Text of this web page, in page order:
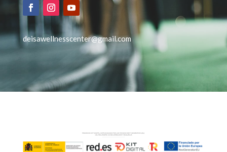
deisawellnesscenter@gmail.com